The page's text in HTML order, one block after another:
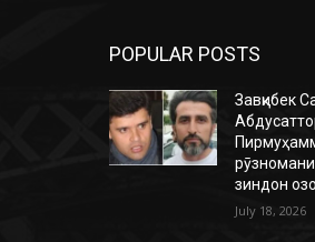
POPULAR POSTS
Завқибек
зиндон
July 18, 2026